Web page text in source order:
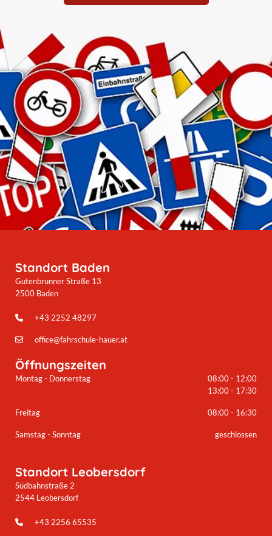
Standort Baden
Gutenbrunner Straße 13
2500 Baden
 +43 2252 48297
 office@fahrschule-hauer.at
Öffnungszeiten
Montag - Donnerstag
08:00 - 12:00
13:00 - 17:30
Freitag 08:00 - 16:30
Samstag - Sonntag geschlossen
Standort Leobersdorf
Südbahnstraße 2
2544 Leobersdorf
 +43 2256 65535